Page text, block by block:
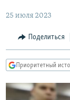
Вернутся
Вернутся
поиску
МНЕНИЯ
КУЛЬТУРА
СЕВЕР.РЕАЛИИ
25 июля 2023
Поделиться
Приоритетный